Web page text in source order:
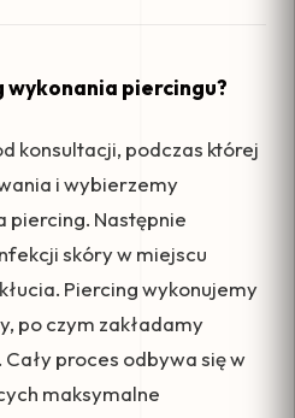
piercingu?
konsultacji, podczas której
i wybierzemy
piercing. Następnie
skóry w miejscu
Piercing wykonujemy
po czym zakładamy
proces odbywa się w
maksymalne